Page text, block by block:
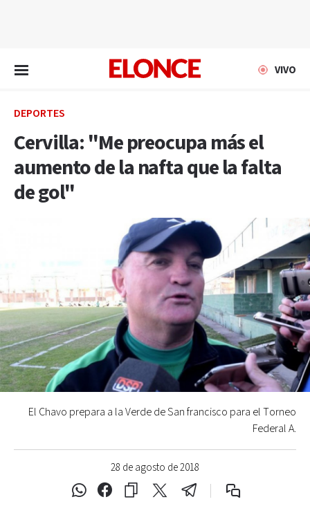
VIVO
DEPORTES
Cervilla: "Me preocupa más el
aumento de la nafta que la falta
de gol"
28 de agosto de 2018
El Chavo prepara a la Verde de San francisco para el Torneo
Federal A.